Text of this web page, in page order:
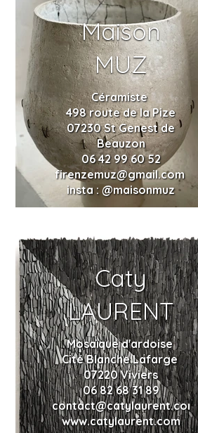
Maison
MUZ
Céramiste
498 route de la Pize
07230 St Genest de
Beauzon
06 42 99 60 52
firenzemuz@gmail.com
insta : @maisonmuz
Caty
LAURENT
Mosaïque d'ardoise
Cité Blanche Lafarge
07220 Viviers
06 82 68 31 89
contact@catylaurent.com
www.catylaurent.com